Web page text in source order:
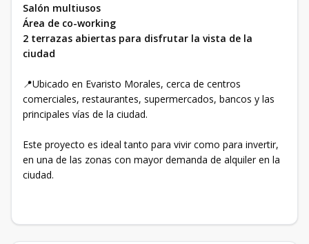
Salón multiusos
Área de co-working
2 terrazas abiertas para disfrutar la vista de la
ciudad
📍Ubicado en Evaristo Morales, cerca de centros
comerciales, restaurantes, supermercados, bancos y las
principales vías de la ciudad.
Este proyecto es ideal tanto para vivir como para invertir,
en una de las zonas con mayor demanda de alquiler en la
ciudad.